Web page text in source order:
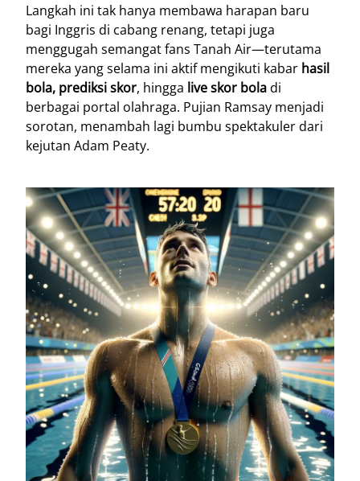
Langkah ini tak hanya membawa harapan baru
bagi Inggris di cabang renang, tetapi juga
menggugah semangat fans Tanah Air—terutama
mereka yang selama ini aktif mengikuti kabar hasil
bola, prediksi skor, hingga live skor boladi
berbagai portal olahraga. Pujian Ramsay menjadi
sorotan, menambah lagi bumbu spektakuler dari
kejutan Adam Peaty.